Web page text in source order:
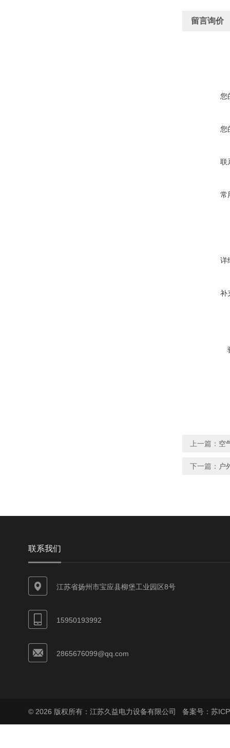
留言询价
您
您
联
常
详
补
上一篇： 空
下一篇： 户
联系我们
江苏省扬州市宝应县柳堡工业园区8号
15950193992
2865676099@qq.com
© 2026 版权所有：江苏久益电力设备有限公司 备案号：苏